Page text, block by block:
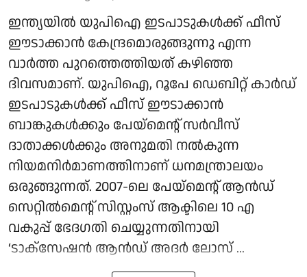
ഇന്ത്യയിൽ യുപിഐ ഇടപാടുകൾക്ക് ഫീസ്
ഈടാക്കാൻ കേന്ദ്രമൊരുങ്ങുന്നു എന്ന
വാർത്ത പുറത്തെത്തിയത് കഴിഞ്ഞ
ദിവസമാണ്. യുപിഐ, റൂപേ ഡെബിറ്റ് കാർഡ്
ഇടപാടുകൾക്ക് ഫീസ് ഈടാക്കാൻ
ബാങ്കുകൾക്കും പേയ്മെന്റ് സർവീസ്
ദാതാക്കൾക്കും അനുമതി നൽകുന്ന
നിയമനിർമാണത്തിനാണ് ധനമന്ത്രാലയം
ഒരുങ്ങുന്നത്. 2007-ലെ പേയ്‌മെന്റ് ആന്‍ഡ്
സെറ്റില്‍മെന്റ് സിസ്റ്റംസ് ആക്ടിലെ 10 എ
വകുപ്പ് ഭേദഗതി ചെയ്യുന്നതിനായി
‘ടാക്‌സേഷന്‍ ആന്‍ഡ് അദര്‍ ലോസ് ...